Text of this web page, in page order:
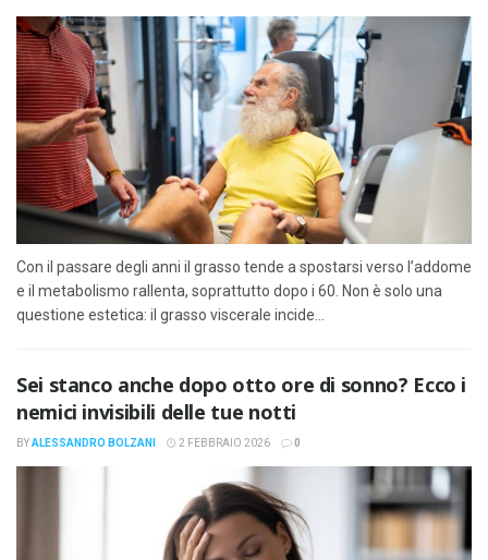
Con il passare degli anni il grasso tende a spostarsi verso l’addome
e il metabolismo rallenta, soprattutto dopo i 60. Non è solo una
questione estetica: il grasso viscerale incide...
Sei stanco anche dopo otto ore di sonno? Ecco i
nemici invisibili delle tue notti
BYALESSANDRO BOLZANI 2 FEBBRAIO 2026 0